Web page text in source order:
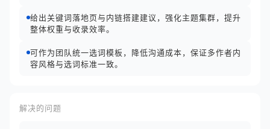
给出关键词落地页与内链搭建建议，强化主题集群，提升
整体权重与收录效率。
可作为团队统一选词模板，降低沟通成本，保证多作者内
容风格与选词标准一致。
解决的问题